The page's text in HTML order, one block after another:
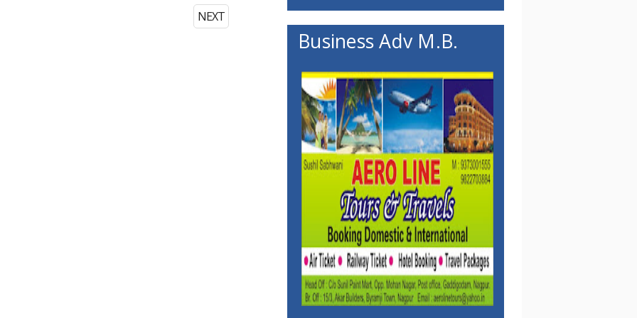
NEXT
Business Adv M.B.